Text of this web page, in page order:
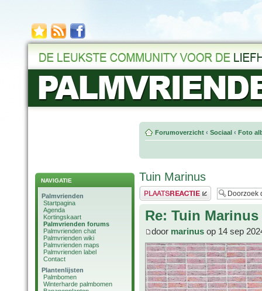
NAVIGATIE
Palmvrienden
Startpagina
Agenda
Kortingskaart
Palmvrienden forums
Palmvrienden chat
Palmvrienden wiki
Palmvrienden maps
Palmvrienden label
Contact
Plantenlijsten
Palmbomen
Winterharde palmbomen
Forumoverzicht ‹ Sociaal ‹ Foto
Tuin Marinus
Plaats een reactie
Re: Tuin Marinus
door marinus op 14 sep